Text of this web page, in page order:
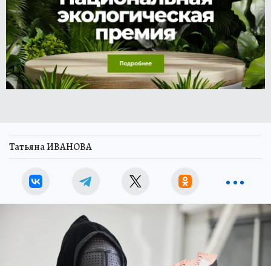
Татьяна ИВАНОВА